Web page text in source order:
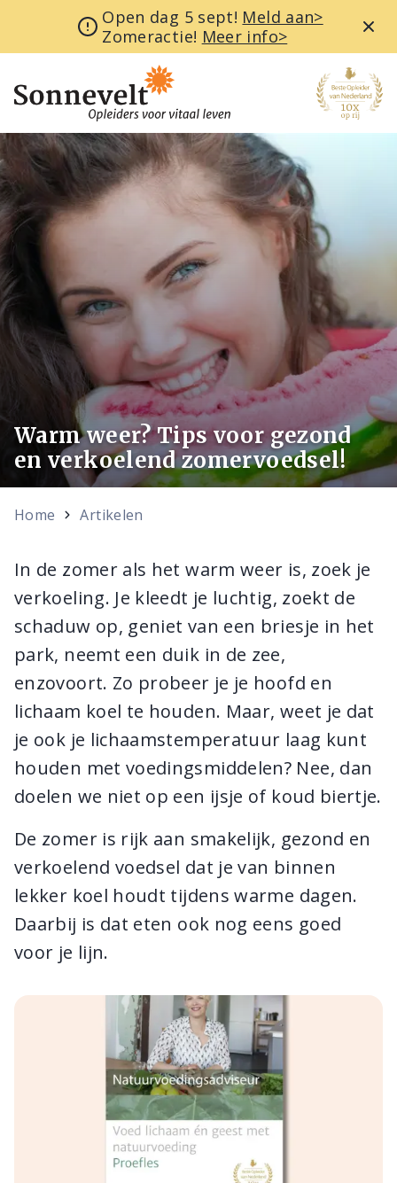
Open dag 5 sept! Meld aan>
Zomeractie! Meer info>
Warm weer? Tips voor gezond
en verkoelend zomervoedsel!
Home Artikelen
In de zomer als het warm weer is, zoek je
verkoeling. Je kleedt je luchtig, zoekt de
schaduw op, geniet van een briesje in het
park, neemt een duik in de zee,
enzovoort. Zo probeer je je hoofd en
lichaam koel te houden. Maar, weet je dat
je ook je lichaamstemperatuur laag kunt
houden met voedingsmiddelen? Nee, dan
doelen we niet op een ijsje of koud biertje.
De zomer is rijk aan smakelijk, gezond en
verkoelend voedsel dat je van binnen
lekker koel houdt tijdens warme dagen.
Daarbij is dat eten ook nog eens goed
voor je lijn.